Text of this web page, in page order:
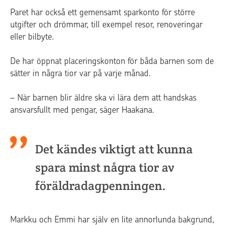
Paret har också ett gemensamt sparkonto för större
utgifter och drömmar, till exempel resor, renoveringar
eller bilbyte.
De har öppnat placeringskonton för båda barnen som de
sätter in några tior var på varje månad.
– När barnen blir äldre ska vi lära dem att handskas
ansvarsfullt med pengar, säger Haakana.
Det kändes viktigt att kunna
spara minst några tior av
föräldradagpenningen.
Markku och Emmi har själv en lite annorlunda bakgrund,